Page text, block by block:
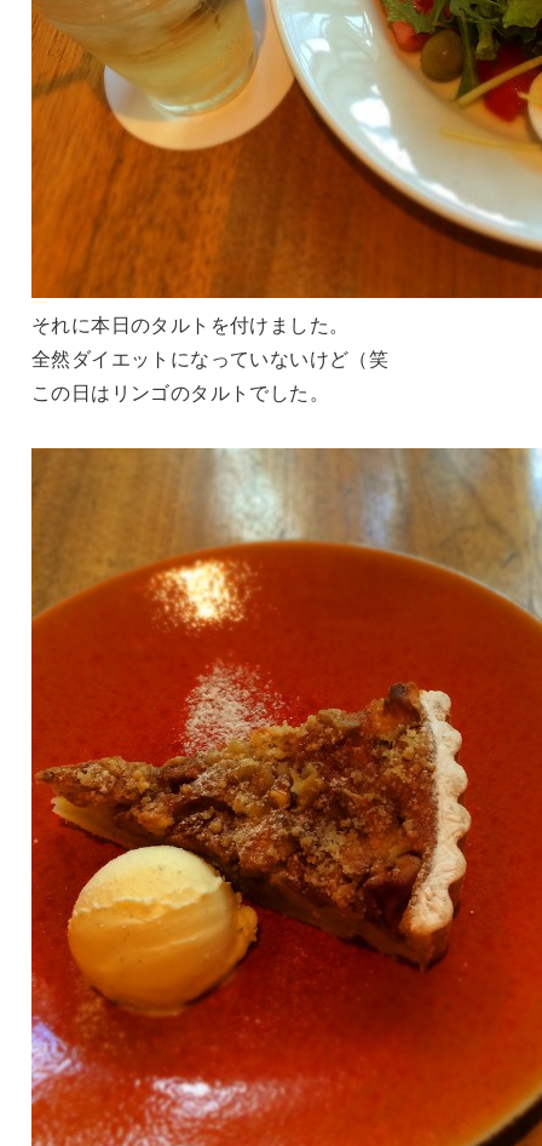
それに本日のタルトを付けました。
全然ダイエットになっていないけど（笑
この日はリンゴのタルトでした。